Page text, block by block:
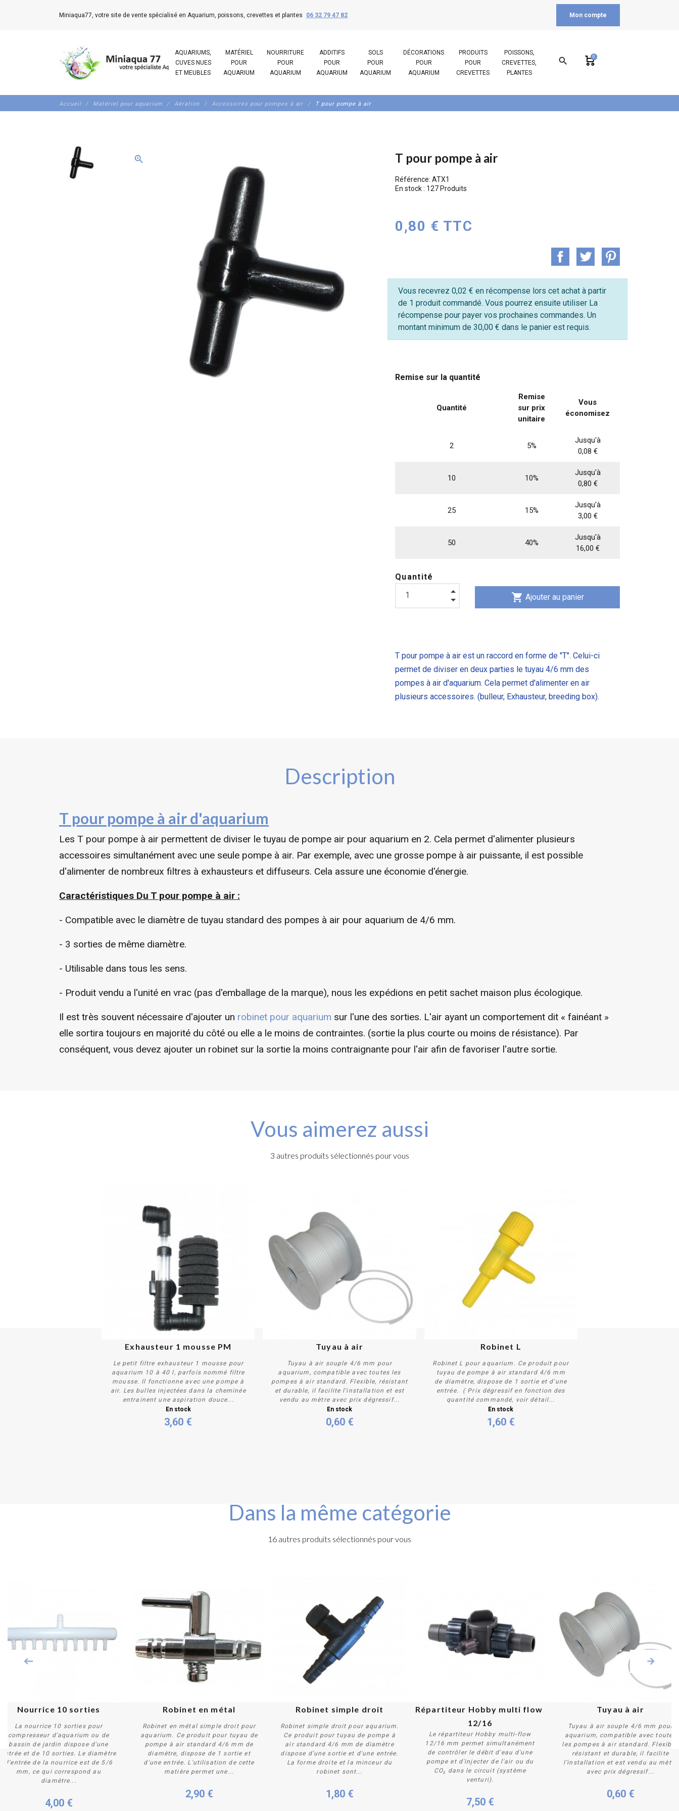
Miniaqua77, votre site de vente spécialisé en Aquarium, poissons, crevettes et plantes 06 32 79 47 82 Mon compte
AQUARIUMS,
CUVES NUES
ET MEUBLES
MATÉRIEL
POUR
AQUARIUM
NOURRITURE
POUR
AQUARIUM
ADDITIFS
POUR
AQUARIUM
SOLS
POUR
AQUARIUM
DÉCORATIONS
POUR
AQUARIUM
PRODUITS
POUR
CREVETTES
POISSONS,
CREVETTES,
PLANTES
search 0
Accueil Matériel pour aquarium Aération Accessoires pour pompes à air T pour pompe à air
zoom_in T pour pompe à air
Référence: ATX1
En stock : 127 Produits
0,80 € TTC
Vous recevrez 0,02 € en récompense lors cet achat à partir
de 1 produit commandé. Vous pourrez ensuite utiliser La
récompense pour payer vos prochaines commandes. Un
montant minimum de 30,00 € dans le panier est requis.
Remise sur la quantité
Quantité
Remise
sur prix
unitaire
Vous
économisez
2 5%
Jusqu'à
0,08 €
10 10%
Jusqu'à
0,80 €
25 15%
Jusqu'à
3,00 €
50 40%
Jusqu'à
16,00 €
Quantité
shopping_cart Ajouter au panier
T pour pompe à air est un raccord en forme de "T". Celui-ci
permet de diviser en deux parties le tuyau 4/6 mm des
pompes à air d'aquarium. Cela permet d'alimenter en air
plusieurs accessoires. (bulleur, Exhausteur, breeding box).
Description
T pour pompe à air d'aquarium
Les T pour pompe à air permettent de diviser le tuyau de pompe air pour aquarium en 2. Cela permet d'alimenter plusieurs
accessoires simultanément avec une seule pompe à air. Par exemple, avec une grosse pompe à air puissante, il est possible
d'alimenter de nombreux filtres à exhausteurs et diffuseurs. Cela assure une économie d'énergie.
Caractéristiques Du T pour pompe à air :
- Compatible avec le diamètre de tuyau standard des pompes à air pour aquarium de 4/6 mm.
- 3 sorties de même diamètre.
- Utilisable dans tous les sens.
- Produit vendu a l'unité en vrac (pas d'emballage de la marque), nous les expédions en petit sachet maison plus écologique.
Il est très souvent nécessaire d'ajouter un robinet pour aquarium sur l'une des sorties. L'air ayant un comportement dit « fainéant »
elle sortira toujours en majorité du côté ou elle a le moins de contraintes. (sortie la plus courte ou moins de résistance). Par
conséquent, vous devez ajouter un robinet sur la sortie la moins contraignante pour l'air afin de favoriser l'autre sortie.
Vous aimerez aussi
3 autres produits sélectionnés pour vous
Acheter
Exhausteur 1 mousse PM
Le petit filtre exhausteur 1 mousse pour
aquarium 10 à 40 l, parfois nommé filtre
mousse. Il fonctionne avec une pompe à
air. Les bulles injectées dans la cheminée
entrainent une aspiration douce...
En stock
3,60 €
Acheter
Tuyau à air
Tuyau à air souple 4/6 mm pour
aquarium, compatible avec toutes les
pompes à air standard. Flexible, résistant
et durable, il facilite l’installation et est
vendu au mètre avec prix dégressif...
En stock
0,60 €
Acheter
Robinet L
Robinet L pour aquarium. Ce produit pour
tuyau de pompe à air standard 4/6 mm
de diamètre, dispose de 1 sortie et d'une
entrée. ( Prix dégressif en fonction des
quantité commandé, voir détail...
En stock
1,60 €
Dans la même catégorie
16 autres produits sélectionnés pour vous
Plus de détails
Nourrice 10 sorties
La nourrice 10 sorties pour
compresseur d'aquarium ou de
bassin de jardin dispose d'une
entrée et de 10 sorties. Le diamètre
d'entrée de la nourrice est de 5/6
mm, ce qui correspond au
diamètre...
4,00 €
Acheter
Robinet en métal
Robinet en métal simple droit pour
aquarium. Ce produit pour tuyau de
pompe à air standard 4/6 mm de
diamètre, dispose de 1 sortie et
d'une entrée. L'utilisation de cette
matière permet une...
2,90 €
Acheter
Robinet simple droit
Robinet simple droit pour aquarium.
Ce produit pour tuyau de pompe à
air standard 4/6 mm de diamètre
dispose d'une sortie et d'une entrée.
La forme droite et la minceur du
robinet sont...
1,80 €
Acheter
Répartiteur Hobby multi flow
12/16
Le répartiteur Hobby multi-flow
12/16 mm permet simultanément
de contrôler le débit d'eau d'une
pompe et d'injecter de l'air ou du
CO₂ dans le circuit (système
venturi).
7,50 €
Acheter
Tuyau à air
Tuyau à air souple 4/6 mm pour
aquarium, compatible avec toutes
les pompes à air standard. Flexible,
résistant et durable, il facilite
l’installation et est vendu au mètre
avec prix dégressif...
0,60 €